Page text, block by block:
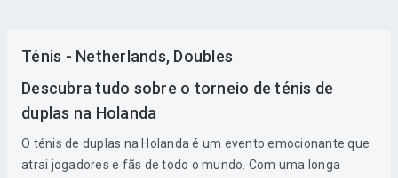
Ténis - Netherlands, Doubles
Descubra tudo sobre o torneio de ténis de
duplas na Holanda
O ténis de duplas na Holanda é um evento emocionante que
atrai jogadores e fãs de todo o mundo. Com uma longa